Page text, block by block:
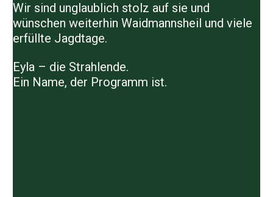
Wir sind unglaublich stolz auf sie und
wünschen weiterhin Waidmannsheil und viele
erfüllte Jagdtage.
Eyla – die Strahlende.
Ein Name, der Programm ist.